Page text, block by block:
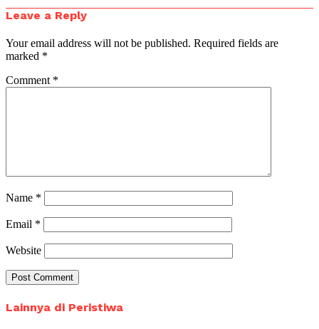
Leave a Reply
Your email address will not be published. Required fields are
marked *
Comment *
Name *
Email *
Website
Lainnya di Peristiwa